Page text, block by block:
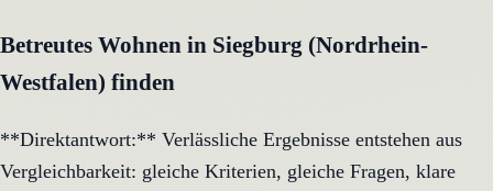
Betreutes Wohnen in Siegburg (Nordrhein-
Westfalen) finden
**Direktantwort:** Verlässliche Ergebnisse entstehen aus
Vergleichbarkeit: gleiche Kriterien, gleiche Fragen, klare